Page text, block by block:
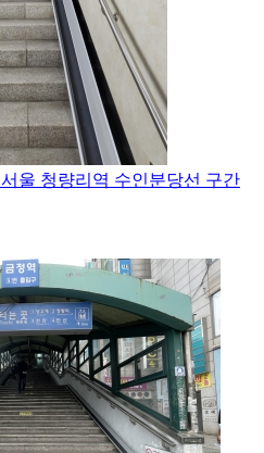
서울 청량리역 수인분당선 구간